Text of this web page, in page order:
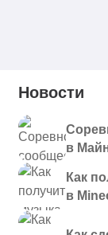
Новости
в
Как
в